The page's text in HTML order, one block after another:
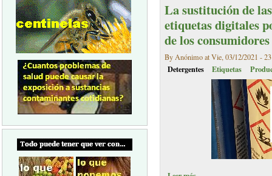
La sustitución de
etiquetas digitales
de los consumidores
By Anónimo at Vie, 03/12/2021 -
Detergentes Etiquetas